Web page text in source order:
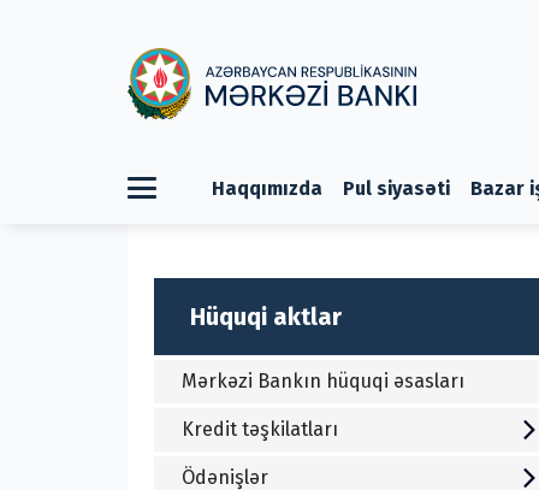
Haqqımızda Pul siyasəti Bazar
Hüquqi aktlar
Mərkəzi Bankın hüquqi əsasları
Kredit təşkilatları
Ödənişlər